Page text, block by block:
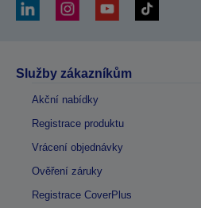
Služby zákazníkům
Akční nabídky
Registrace produktu
Vrácení objednávky
Ověření záruky
Registrace CoverPlus